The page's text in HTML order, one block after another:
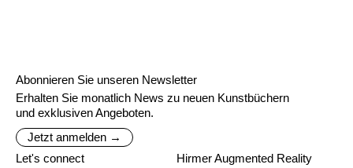
Abonnieren Sie unseren Newsletter
Erhalten Sie monatlich News zu neuen Kunstbüchern
und exklusiven Angeboten.
Jetzt anmelden →
Let's connect
Hirmer Augmented Reality